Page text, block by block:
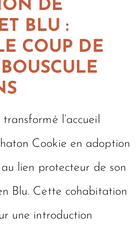
DE
BLU :
COUP DE
l’accueil
Cookie en adoption
lien protecteur de son
Blu. Cette cohabitation
une introduction